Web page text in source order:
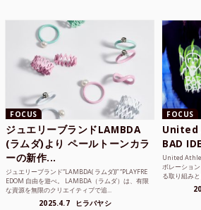
FOCUS
ジュエリーブランドLAMBDA
(ラムダ)より ペールトーンカラ
ーの新作...
ジュエリーブランド“LAMBDA( ラムダ))” “PLAYFRE
EDOM 自由を遊べ。 LAMBDA（ラムダ）は、有限
な資源を無限のクリエイティブで追...
2025.4.7 ヒラバヤシ
FOCUS
United
BAD
United Athle
ボレーショ
る取り組み